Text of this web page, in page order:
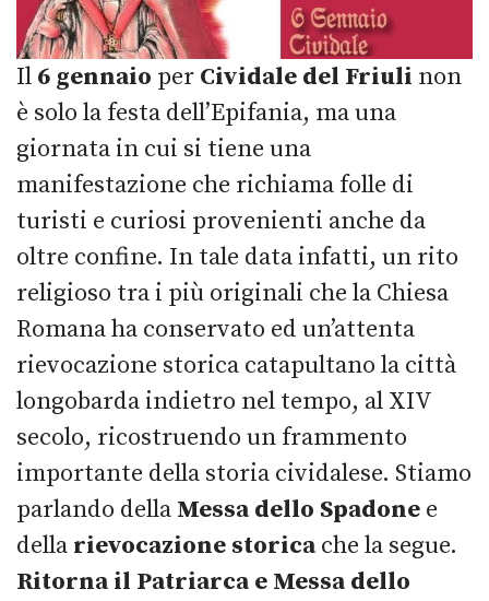
Il 6 gennaio per Cividale del Friuli non
è solo la festa dell’Epifania, ma una
giornata in cui si tiene una
manifestazione che richiama folle di
turisti e curiosi provenienti anche da
oltre confine. In tale data infatti, un rito
religioso tra i più originali che la Chiesa
Romana ha conservato ed un’attenta
rievocazione storica catapultano la città
longobarda indietro nel tempo, al XIV
secolo, ricostruendo un frammento
importante della storia cividalese. Stiamo
parlando della Messa dello Spadone e
della rievocazione storicache la segue.
Ritorna il Patriarca e Messa dello